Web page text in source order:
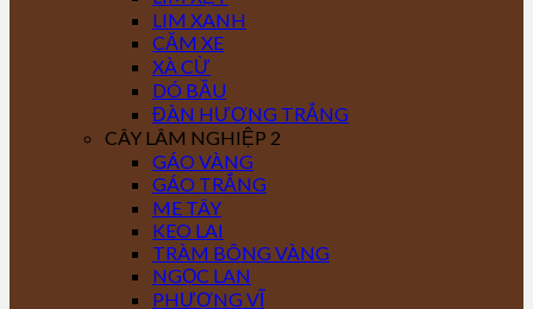
LIM XANH
CĂM XE
XÀ CỪ
DÓ BẦU
ĐÀN HƯƠNG TRẮNG
CÂY LÂM NGHIỆP 2
GÁO VÀNG
GÁO TRẮNG
ME TÂY
KEO LAI
TRÀM BÔNG VÀNG
NGỌC LAN
PHƯỢNG VĨ